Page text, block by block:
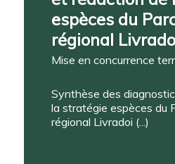
espèces du
régional
Mise en concurrence
Synthèse des
la stratégie espèces du
régional Livradoi (...)